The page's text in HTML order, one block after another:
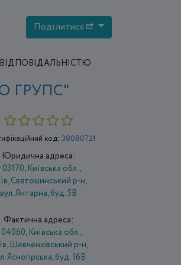
Поділитися
ГРУПС"
код: 38080721
Юридична адреса:
03170, Київська обл.,
Святошинський р-н,
вул. Янтарна, буд. 5В
Фактична адреса:
04060, Київська обл.,
Шевченківський р-н,
Ясногірська, буд. 16В